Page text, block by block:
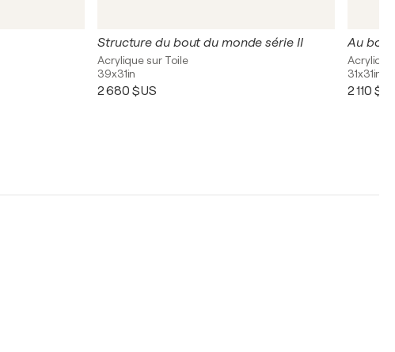
Structure du bout du monde série II
Acrylique sur Toile
39x31in
2 680 $US
Au
31x31in
2 110